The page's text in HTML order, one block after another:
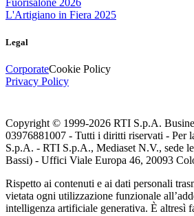
Fuorisalone 2026
L'Artigiano in Fiera 2025
Legal
CorporateCookie Policy
Privacy Policy
Copyright © 1999-2026 RTI S.p.A.
03976881007 - Tutti i diritti riservati - Per
S.p.A. - RTI S.p.A., Mediaset N.V., sede
Bassi) - Uffici Viale Europa 46, 20093
Rispetto ai contenuti e ai dati personali
vietata ogni utilizzazione funzionale
intelligenza artificiale generativa. È altresì